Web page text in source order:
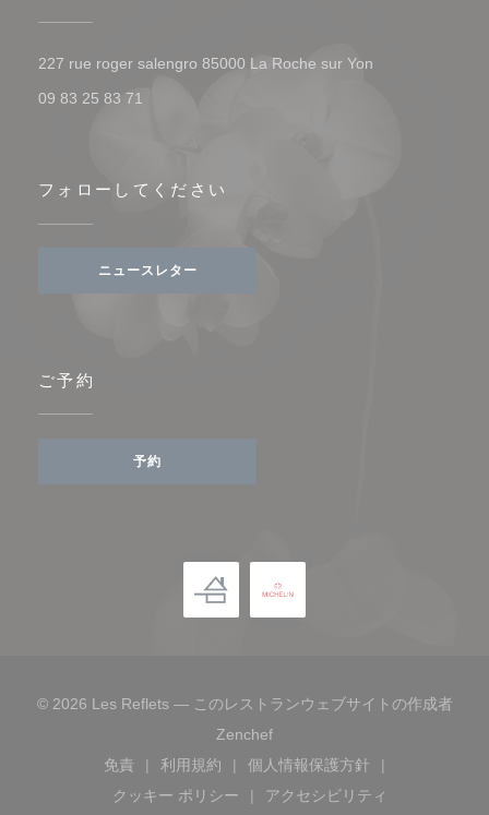
227 rue roger salengro 85000 La Roche sur Yon
09 83 25 83 71
フォローしてください
ニュースレター
ご予約
予約
© 2026 Les Reflets — このレストランウェブサイトの作成者
Zenchef((新しいウィンドウで開きます
免責
((新しいウィンドウで開きます))
利用規約
((新しいウィンドウで開きます))
個人情報保護方針
((新しいウィンドウで
クッキー ポリシー
((新しいウィンドウで開きます))
アクセシビリティ
((新しいウィンドウで